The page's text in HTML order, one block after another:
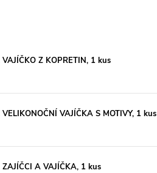
Z KOPRETIN, 1 kus
VAJÍČKA S MOTIVY, 1 kus
A VAJÍČKA, 1 kus